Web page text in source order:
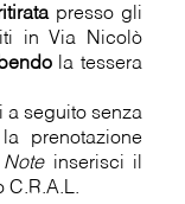
presso gli
in Via Nicolò
la tessera
a seguito senza
prenotazione
Noteinserisci il
C.R.A.L.